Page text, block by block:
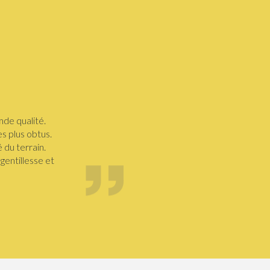
qualité.
plus obtus.
du terrain.
et